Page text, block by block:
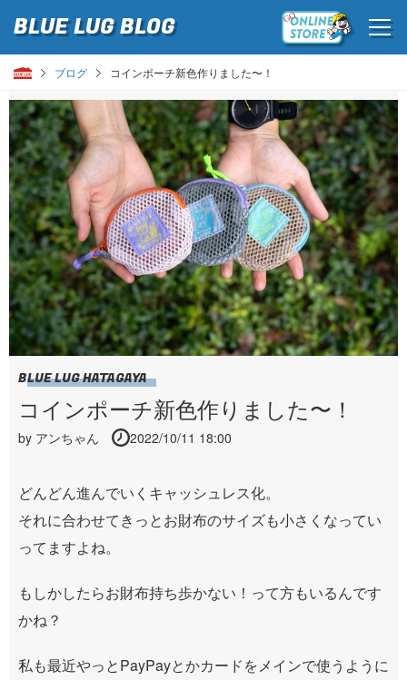
BLUE LUGBLOG
ブログ コインポーチ新色作りました〜！
BLUE LUG HATAGAYA
コインポーチ新色作りました〜！
by アンちゃん 2022/10/11 18:00
どんどん進んでいくキャッシュレス化。
それに合わせてきっとお財布のサイズも小さくなってい
ってますよね。
もしかしたらお財布持ち歩かない！って方もいるんです
かね？
私も最近やっとPayPayとかカードをメインで使うように